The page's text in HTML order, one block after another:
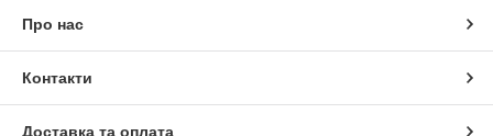
Про нас
Контакти
Доставка та оплата